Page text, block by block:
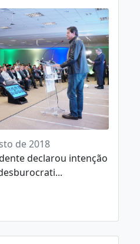
de 2018
declarou intenção